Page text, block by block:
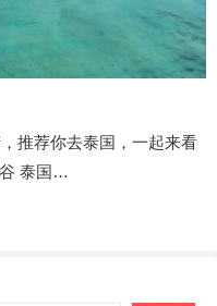
推荐你去泰国，一起来看
泰国…